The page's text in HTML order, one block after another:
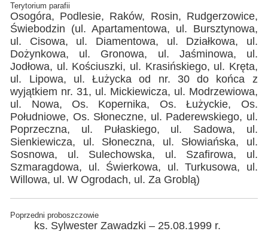
Terytorium parafii
Osogóra, Podlesie, Raków, Rosin, Rudgerzowice,
Świebodzin (ul. Apartamentowa, ul. Bursztynowa,
ul. Cisowa, ul. Diamentowa, ul. Działkowa, ul.
Dożynkowa, ul. Gronowa, ul. Jaśminowa, ul.
Jodłowa, ul. Kościuszki, ul. Krasińskiego, ul. Kręta,
ul. Lipowa, ul. Łużycka od nr. 30 do końca z
wyjątkiem nr. 31, ul. Mickiewicza, ul. Modrzewiowa,
ul. Nowa, Os. Kopernika, Os. Łużyckie, Os.
Południowe, Os. Słoneczne, ul. Paderewskiego, ul.
Poprzeczna, ul. Pułaskiego, ul. Sadowa, ul.
Sienkiewicza, ul. Słoneczna, ul. Słowiańska, ul.
Sosnowa, ul. Sulechowska, ul. Szafirowa, ul.
Szmaragdowa, ul. Świerkowa, ul. Turkusowa, ul.
Willowa, ul. W Ogrodach, ul. Za Groblą)
Poprzedni proboszczowie
ks. Sylwester Zawadzki – 25.08.1999 r.